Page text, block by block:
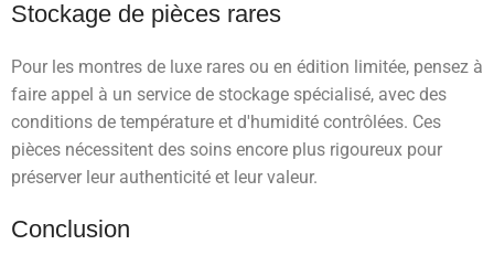
Stockage de pièces rares
Pour les montres de luxe rares ou en édition limitée, pensez à
faire appel à un service de stockage spécialisé, avec des
conditions de température et d'humidité contrôlées. Ces
pièces nécessitent des soins encore plus rigoureux pour
préserver leur authenticité et leur valeur.
Conclusion